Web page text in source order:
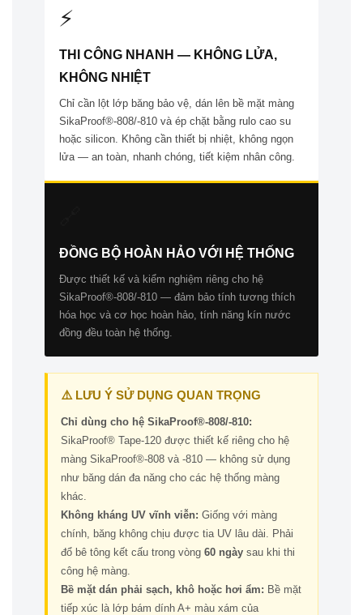
⚡
THI CÔNG NHANH — KHÔNG LỬA,
KHÔNG NHIỆT
Chỉ cần lột lớp băng bảo vệ, dán lên bề mặt màng
SikaProof®-808/-810 và ép chặt bằng rulo cao su
hoặc silicon. Không cần thiết bị nhiệt, không ngọn
lửa — an toàn, nhanh chóng, tiết kiệm nhân công.
ĐỒNG BỘ HOÀN HẢO VỚI HỆ THỐNG
Được thiết kế và kiểm nghiệm riêng cho hệ
SikaProof®-808/-810 — đảm bảo tính tương thích
hóa học và cơ học hoàn hảo, tính năng kín nước
đồng đều toàn hệ thống.
⚠️ LƯU Ý SỬ DỤNG QUAN TRỌNG
Chỉ dùng cho hệ SikaProof®-808/-810:
SikaProof® Tape-120 được thiết kế riêng cho hệ
màng SikaProof®-808 và -810 — không sử dụng
như băng dán đa năng cho các hệ thống màng
khác.
Không kháng UV vĩnh viễn: Giống với màng
chính, băng không chịu được tia UV lâu dài. Phải
đổ bê tông kết cấu trong vòng 60 ngày sau khi thi
công hệ màng.
Bề mặt dán phải sạch, khô hoặc hơi ẩm: Bề mặt
tiếp xúc là lớp bám dính A+ màu xám của